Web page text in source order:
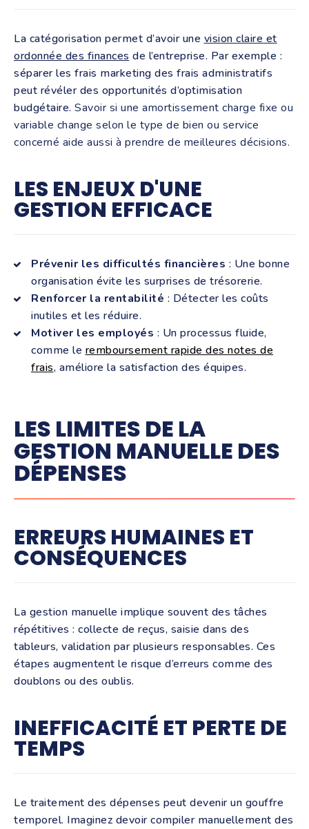
La catégorisation permet d’avoir une vision claire et
ordonnée des finances de l’entreprise. Par exemple :
séparer les frais marketing des frais administratifs
peut révéler des opportunités d’optimisation
budgétaire. Savoir si une amortissement charge fixe ou
variable change selon le type de bien ou service
concerné aide aussi à prendre de meilleures décisions.
LES ENJEUX D'UNE
GESTION EFFICACE
Prévenir les difficultés financières : Une bonne
organisation évite les surprises de trésorerie.
Renforcer la rentabilité : Détecter les coûts
inutiles et les réduire.
Motiver les employés : Un processus fluide,
comme le remboursement rapide des notes de
frais, améliore la satisfaction des équipes.
LES LIMITES DE LA
GESTION MANUELLE DES
DÉPENSES
ERREURS HUMAINES ET
CONSÉQUENCES
La gestion manuelle implique souvent des tâches
répétitives : collecte de reçus, saisie dans des
tableurs, validation par plusieurs responsables. Ces
étapes augmentent le risque d’erreurs comme des
doublons ou des oublis.
INEFFICACITÉ ET PERTE DE
TEMPS
Le traitement des dépenses peut devenir un gouffre
temporel. Imaginez devoir compiler manuellement des